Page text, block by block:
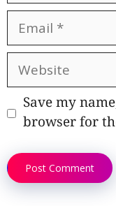
Email
Website
Save my
browser for